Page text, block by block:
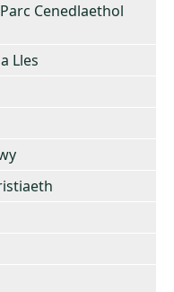
Cenedlaethol
Lles